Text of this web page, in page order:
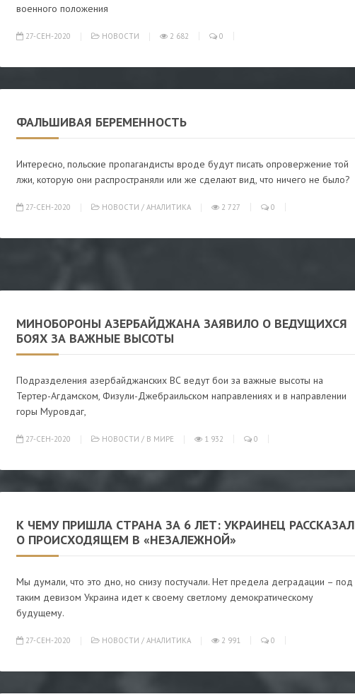
военного положения
27-СЕН-2020 НОВОСТИ 2 682 0
ФАЛЬШИВАЯ БЕРЕМЕННОСТЬ
Интересно, польские пропагандисты вроде будут писать опровержение той
лжи, которую они распространяли или же сделают вид, что ничего не было?
27-СЕН-2020 НОВОСТИ / АНАЛИТИКА 2 727 0
МИНОБОРОНЫ АЗЕРБАЙДЖАНА ЗАЯВИЛО О ВЕДУЩИХСЯ
БОЯХ ЗА ВАЖНЫЕ ВЫСОТЫ
Подразделения азербайджанских ВС ведут бои за важные высоты на
Тертер-Агдамском, Физули-Джебраильском направлениях и в направлении
горы Муровдаг,
27-СЕН-2020 НОВОСТИ / В МИРЕ 1 932 0
К ЧЕМУ ПРИШЛА СТРАНА ЗА 6 ЛЕТ: УКРАИНЕЦ РАССКАЗАЛ
О ПРОИСХОДЯЩЕМ В «НЕЗАЛЕЖНОЙ»
Мы думали, что это дно, но снизу постучали. Нет предела деградации – под
таким девизом Украина идет к своему светлому демократическому
будущему.
27-СЕН-2020 НОВОСТИ / АНАЛИТИКА 2 991 0